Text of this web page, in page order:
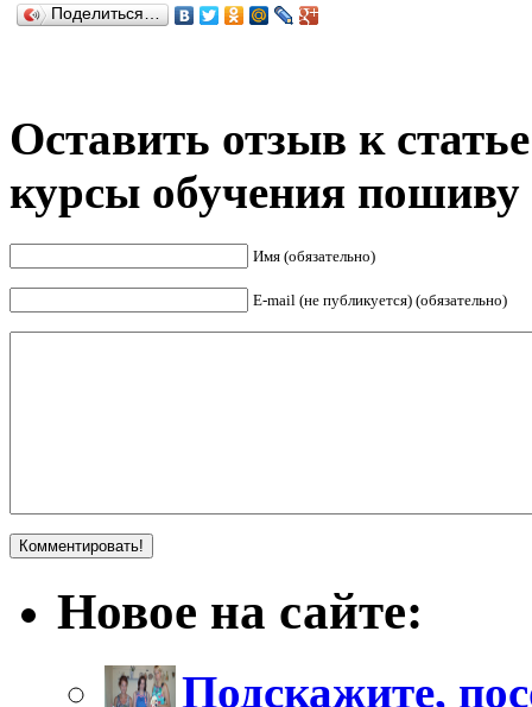
Поделиться…
Оставить отзыв к
курсы обучения пошиву
Имя (обязательно)
E-mail (не публикуется) (обязательно)
Новое на сайте:
Подскажите,